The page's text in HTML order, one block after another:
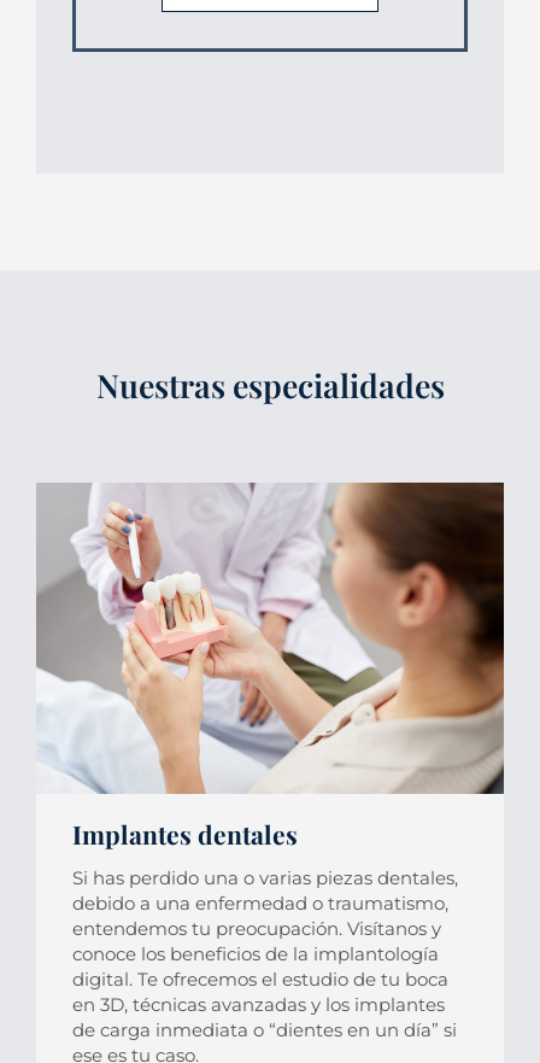
Nuestras especialidades
Implantes dentales
Si has perdido una o varias piezas dentales,
debido a una enfermedad o traumatismo,
entendemos tu preocupación. Visítanos y
conoce los beneficios de la implantología
digital. Te ofrecemos el estudio de tu boca
en 3D, técnicas avanzadas y los implantes
de carga inmediata o “dientes en un día” si
ese es tu caso.